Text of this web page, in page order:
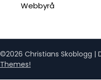
Webbyrå
©2026 Christians Skoblogg |
Themes!